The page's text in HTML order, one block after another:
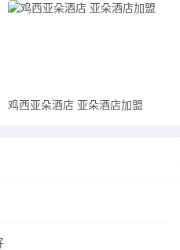
鸡西亚朵酒店 亚朵酒店加盟